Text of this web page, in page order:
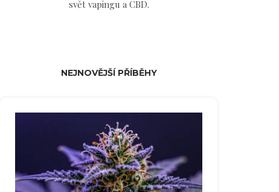
svět vapingu a CBD.
NEJNOVĚJŠÍ PŘÍBĚHY